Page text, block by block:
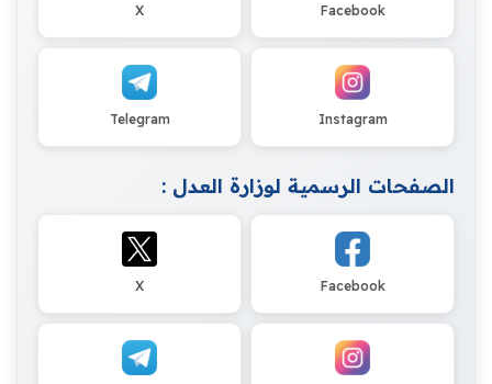
Facebook
X
Instagram
Telegram
الصفحات الرسمية لوزارة العدل :
Facebook
X